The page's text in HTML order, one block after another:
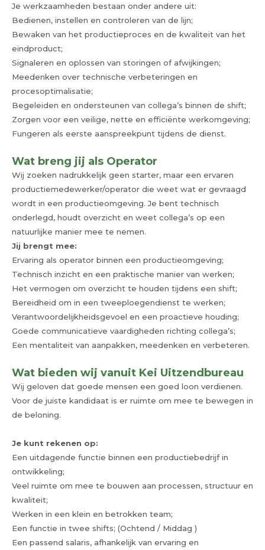
Je werkzaamheden bestaan onder andere uit:
Bedienen, instellen en controleren van de lijn;
Bewaken van het productieproces en de kwaliteit van het
eindproduct;
Signaleren en oplossen van storingen of afwijkingen;
Meedenken over technische verbeteringen en
procesoptimalisatie;
Begeleiden en ondersteunen van collega’s binnen de shift;
Zorgen voor een veilige, nette en efficiënte werkomgeving;
Fungeren als eerste aanspreekpunt tijdens de dienst.
Wat breng jij als Operator
Wij zoeken nadrukkelijk geen starter, maar een ervaren
productiemedewerker/operator die weet wat er gevraagd
wordt in een productieomgeving. Je bent technisch
onderlegd, houdt overzicht en weet collega’s op een
natuurlijke manier mee te nemen.
Jij brengt mee:
Ervaring als operator binnen een productieomgeving;
Technisch inzicht en een praktische manier van werken;
Het vermogen om overzicht te houden tijdens een shift;
Bereidheid om in een tweeploegendienst te werken;
Verantwoordelijkheidsgevoel en een proactieve houding;
Goede communicatieve vaardigheden richting collega’s;
Een mentaliteit van aanpakken, meedenken en verbeteren.
Wat bieden wij vanuit Kei Uitzendbureau
Wij geloven dat goede mensen een goed loon verdienen.
Voor de juiste kandidaat is er ruimte om mee te bewegen in
de beloning.
Je kunt rekenen op:
Een uitdagende functie binnen een productiebedrijf in
ontwikkeling;
Veel ruimte om mee te bouwen aan processen, structuur en
kwaliteit;
Werken in een klein en betrokken team;
Een functie in twee shifts; (Ochtend / Middag )
Een passend salaris, afhankelijk van ervaring en